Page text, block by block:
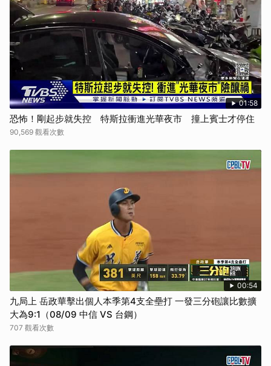
01:58
恐怖！剛起步就失控 特斯拉衝進光華夜市 撞上賓士才停住
90,569 觀看次數
00:54
九局上 岳政華擊出個人本季第4支全壘打 一發三分砲讓比數擴
大為9:1（08/09 中信 VS 台鋼）
707 觀看次數